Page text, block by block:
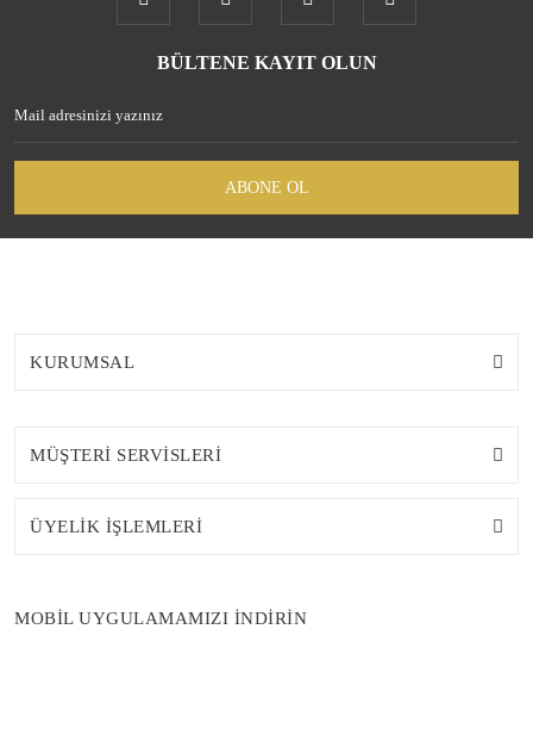
BÜLTENE KAYIT OLUN
ABONE OL
KURUMSAL
MÜŞTERİ SERVİSLERİ
ÜYELİK İŞLEMLERİ
MOBİL UYGULAMAMIZI İNDİRİN